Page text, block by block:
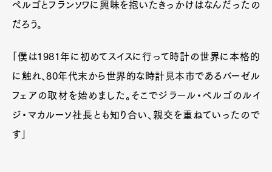
ペルゴとフランソワに興味を抱いたきっかけはなんだったの
だろう。
「僕は1981年に初めてスイスに行って時計の世界に本格的
に触れ、80年代末から世界的な時計見本市であるバーゼル
フェアの取材を始めました。そこでジラール・ペルゴのルイ
ジ・マカルーソ社長とも知り合い、親交を重ねていったので
す」